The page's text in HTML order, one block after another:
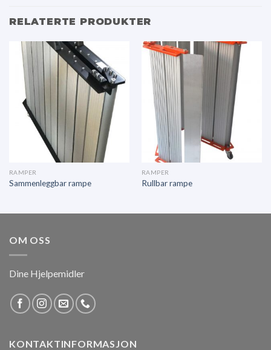
RELATERTE PRODUKTER
RAMPER
Sammenleggbar rampe
RAMPER
Rullbar rampe
OM OSS
Dine Hjelpemidler
KONTAKTINFORMASJON